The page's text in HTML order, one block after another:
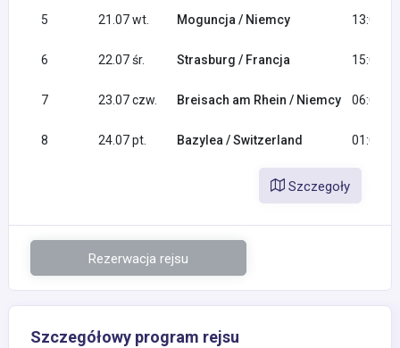
5 21.07 wt. Moguncja / Niemcy 13:00
6 22.07 śr. Strasburg / Francja 15:00
7 23.07 czw. Breisach am Rhein / Niemcy 06:00
8 24.07 pt. Bazylea / Switzerland 01:00
Szczegoły
Rezerwacja rejsu
Szczegółowy program rejsu